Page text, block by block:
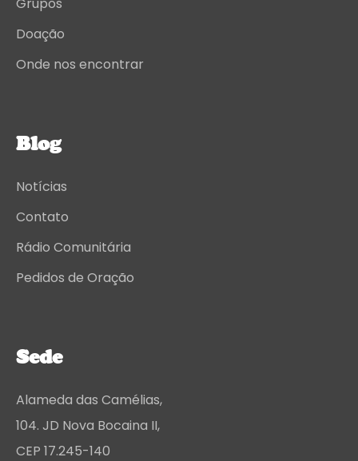
Grupos
Doação
Onde nos encontrar
Blog
Notícias
Contato
Rádio Comunitária
Pedidos de Oração
Sede
Alameda das Camélias,
104. JD Nova Bocaina II,
CEP 17.245-140